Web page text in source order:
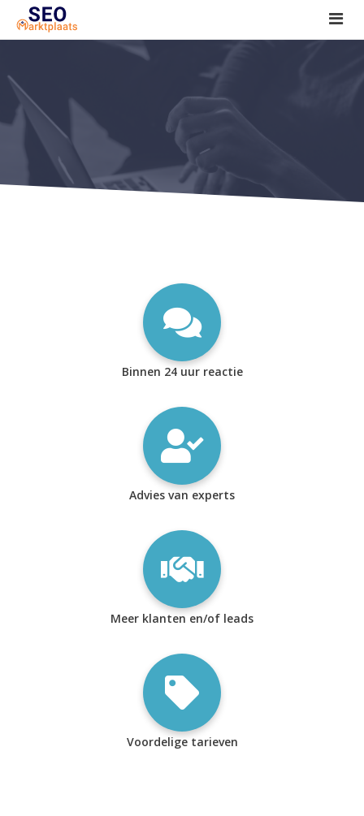
SEO tools reviews
Marketeer bij jou in de buurt?
Offerte
1. Seo voor beginners +
2. Onderzoeken +
Binnen 24 uur reactie
Advies van experts
Meer klanten en/of leads
Voordelige tarieven